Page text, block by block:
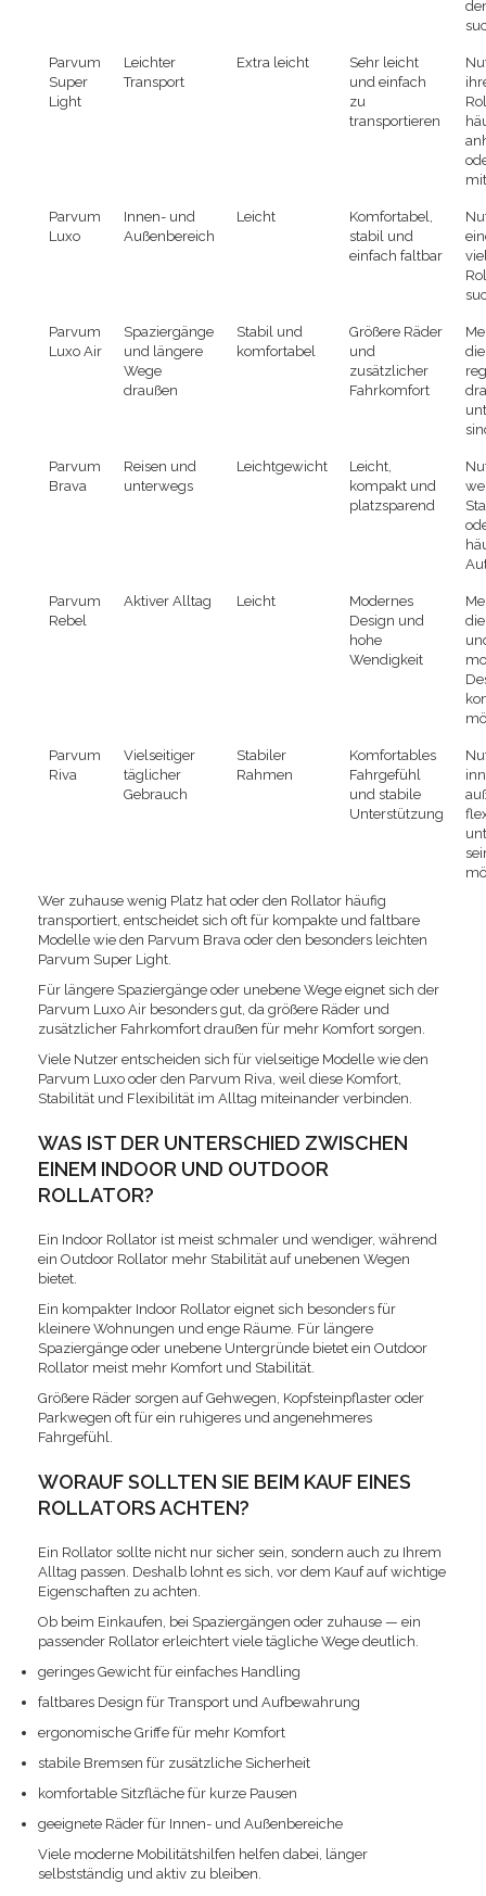
Parvum
Super
Light
Leichter
Transport
Extra leicht
Sehr leicht
und einfach
zu
transportieren
Parvum
Luxo
Innen- und
Außenbereich
Leicht
Komfortabel,
stabil und
einfach faltbar
Parvum
Luxo Air
Spaziergänge
und längere
Wege
draußen
Stabil und
komfortabel
Größere Räder
und
zusätzlicher
Fahrkomfort
die
Parvum
Brava
Reisen und
unterwegs
Leichtgewicht
Leicht,
kompakt und
platzsparend
Parvum
Rebel
Aktiver Alltag Leicht
Modernes
Design und
hohe
Wendigkeit
Parvum
Riva
Vielseitiger
täglicher
Gebrauch
Stabiler
Rahmen
Komfortables
Fahrgefühl
und stabile
Unterstützung
Wer zuhause wenig Platz hat oder den Rollator häufig
transportiert, entscheidet sich oft für kompakte und faltbare
Modelle wie den Parvum Brava oder den besonders leichten
Parvum Super Light.
Für längere Spaziergänge oder unebene Wege eignet sich der
Parvum Luxo Air besonders gut, da größere Räder und
zusätzlicher Fahrkomfort draußen für mehr Komfort sorgen.
Viele Nutzer entscheiden sich für vielseitige Modelle wie den
Parvum Luxo oder den Parvum Riva, weil diese Komfort,
Stabilität und Flexibilität im Alltag miteinander verbinden.
WAS IST DER UNTERSCHIED ZWISCHEN
EINEM INDOOR UND OUTDOOR
ROLLATOR?
Ein Indoor Rollator ist meist schmaler und wendiger, während
ein Outdoor Rollator mehr Stabilität auf unebenen Wegen
bietet.
Ein kompakter Indoor Rollator eignet sich besonders für
kleinere Wohnungen und enge Räume. Für längere
Spaziergänge oder unebene Untergründe bietet ein Outdoor
Rollator meist mehr Komfort und Stabilität.
Größere Räder sorgen auf Gehwegen, Kopfsteinpflaster oder
Parkwegen oft für ein ruhigeres und angenehmeres
Fahrgefühl.
WORAUF SOLLTEN SIE BEIM KAUF EINES
ROLLATORS ACHTEN?
Ein Rollator sollte nicht nur sicher sein, sondern auch zu Ihrem
Alltag passen. Deshalb lohnt es sich, vor dem Kauf auf wichtige
Eigenschaften zu achten.
Ob beim Einkaufen, bei Spaziergängen oder zuhause — ein
passender Rollator erleichtert viele tägliche Wege deutlich.
geringes Gewicht für einfaches Handling
faltbares Design für Transport und Aufbewahrung
ergonomische Griffe für mehr Komfort
stabile Bremsen für zusätzliche Sicherheit
komfortable Sitzfläche für kurze Pausen
geeignete Räder für Innen- und Außenbereiche
Viele moderne Mobilitätshilfen helfen dabei, länger
selbstständig und aktiv zu bleiben.